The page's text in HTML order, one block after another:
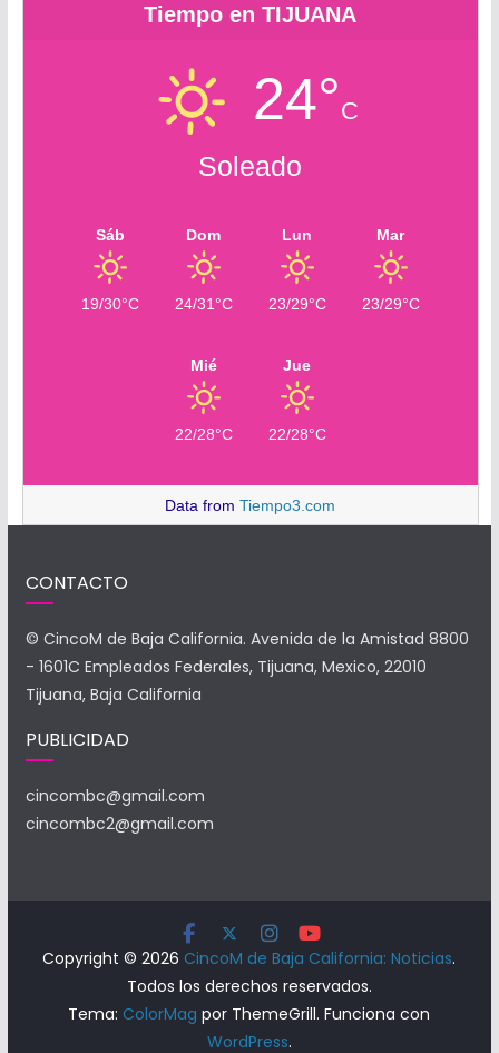
Tiempo en TIJUANA
24°C
Soleado
Sáb
19/30°C
Dom
24/31°C
Lun
23/29°C
Mar
23/29°C
Mié
22/28°C
Jue
22/28°C
Data fromTiempo3.com
CONTACTO
© CincoM de Baja California. Avenida de la Amistad 8800
- 1601C Empleados Federales, Tijuana, Mexico, 22010
Tijuana, Baja California
PUBLICIDAD
cincombc@gmail.com
cincombc2@gmail.com
Copyright © 2026 CincoM de Baja California: Noticias.
Todos los derechos reservados.
Tema: ColorMag por ThemeGrill. Funciona con
WordPress.